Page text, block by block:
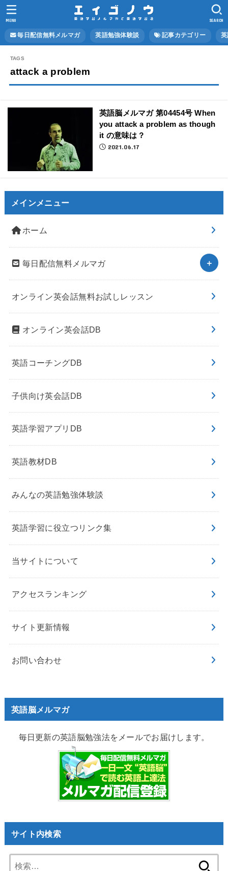
毎日配信無料メルマガ 英語勉強体験談 記事カテゴリー
SEARCH
MENU
attack a problem
英語脳メルマガ 第04454号 When
you attack a problem as though
it の意味は？
2021.06.17
メインメニュー
ホーム
毎日配信無料メルマガ
オンライン英会話無料お試しレッスン
オンライン英会話DB
英語コーチングDB
子供向け英会話DB
英語学習アプリDB
英語教材DB
みんなの英語勉強体験談
英語学習に役立つリンク集
当サイトについて
アクセスランキング
サイト更新情報
お問い合わせ
英語脳メルマガ
毎日更新の英語脳勉強法をメールでお届けします。
サイト内検索